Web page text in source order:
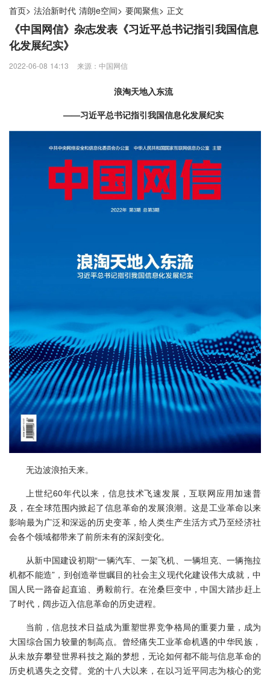
首页> 法治新时代 清朗e空间> 要闻聚焦> 正文
《中国网信》杂志发表《习近平总书记指引我国信息
化发展纪实》
2022-06-08 14:13 来源：中国网信
浪淘天地入东流
——习近平总书记指引我国信息化发展纪实
无边波浪拍天来。
上世纪60年代以来，信息技术飞速发展，互联网应用加速普
及，在全球范围内掀起了信息革命的发展浪潮。这是工业革命以来
影响最为广泛和深远的历史变革，给人类生产生活方式乃至经济社
会各个领域都带来了前所未有的深刻变化。
从新中国建设初期“一辆汽车、一架飞机、一辆坦克、一辆拖拉
机都不能造”，到创造举世瞩目的社会主义现代化建设伟大成就，中
国人民一路奋起直追、勇毅前行。在沧桑巨变中，中国大踏步赶上
了时代，阔步迈入信息革命的历史进程。
当前，信息技术日益成为重塑世界竞争格局的重要力量，成为
大国综合国力较量的制高点。曾经痛失工业革命机遇的中华民族，
从未放弃攀登世界科技之巅的梦想，无论如何都不能与信息革命的
历史机遇失之交臂。党的十八大以来，在以习近平同志为核心的党